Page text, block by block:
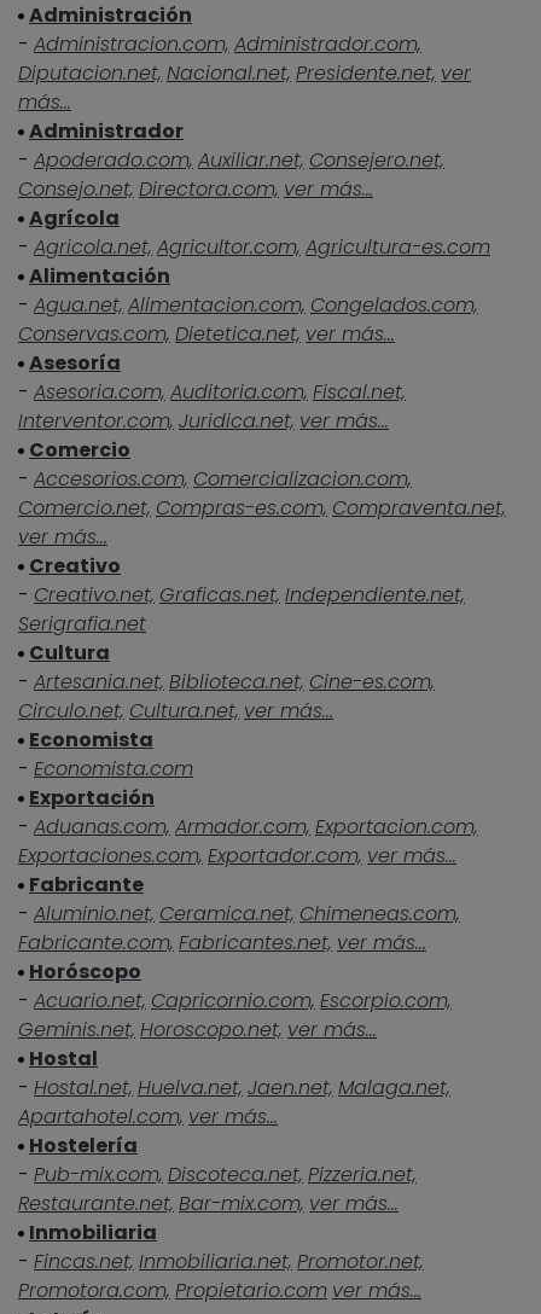
Administración
- Administracion.com, Administrador.com,
Diputacion.net, Nacional.net, Presidente.net, ver
más...
Administrador
- Apoderado.com, Auxiliar.net, Consejero.net,
Consejo.net, Directora.com, ver más...
Agrícola
- Agricola.net, Agricultor.com, Agricultura-es.com
Alimentación
- Agua.net, Alimentacion.com, Congelados.com,
Conservas.com, Dietetica.net, ver más...
Asesoría
- Asesoria.com, Auditoria.com, Fiscal.net,
Interventor.com, Juridica.net, ver más...
Comercio
- Accesorios.com, Comercializacion.com,
Comercio.net, Compras-es.com, Compraventa.net,
ver más...
Creativo
- Creativo.net, Graficas.net, Independiente.net,
Serigrafia.net
Cultura
- Artesania.net, Biblioteca.net, Cine-es.com,
Circulo.net, Cultura.net, ver más...
Economista
- Economista.com
Exportación
- Aduanas.com, Armador.com, Exportacion.com,
Exportaciones.com, Exportador.com, ver más...
Fabricante
- Aluminio.net, Ceramica.net, Chimeneas.com,
Fabricante.com, Fabricantes.net, ver más...
Horóscopo
- Acuario.net, Capricornio.com, Escorpio.com,
Geminis.net, Horoscopo.net, ver más...
Hostal
- Hostal.net, Huelva.net, Jaen.net, Malaga.net,
Apartahotel.com, ver más...
Hostelería
- Pub-mix.com, Discoteca.net, Pizzeria.net,
Restaurante.net, Bar-mix.com, ver más...
Inmobiliaria
- Fincas.net, Inmobiliaria.net, Promotor.net,
Promotora.com, Propietario.com ver más...